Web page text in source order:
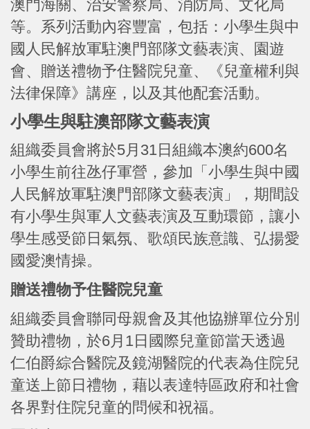
澳門海關、治安警察局、消防局、文化局
等。系列活動內容豐富，包括：小學生與中
國人民解放軍駐澳門部隊文藝表演、園遊
會、贈送禮物予住醫院兒童、《兒童權利與
法律保障》講座，以及其他配套活動。
小學生與駐澳部隊文藝表演
組織委員會將於5月31日組織本澳約600名
小學生前往氹仔軍營，參加「小學生與中國
人民解放軍駐澳門部隊文藝表演」，期間設
有小學生與軍人文藝表演及互動環節，讓小
學生感受節日氣氛、歌頌民族意識、弘揚愛
國愛澳情操。
贈送禮物予住醫院兒童
組織委員會聯同母親會及其他協辦單位分別
贊助禮物，於6月1日國際兒童節當天透過
仁伯爵綜合醫院及鏡湖醫院的代表為住院兒
童送上節日禮物，藉以表達特區政府和社會
各界對住院兒童的問候和祝福。